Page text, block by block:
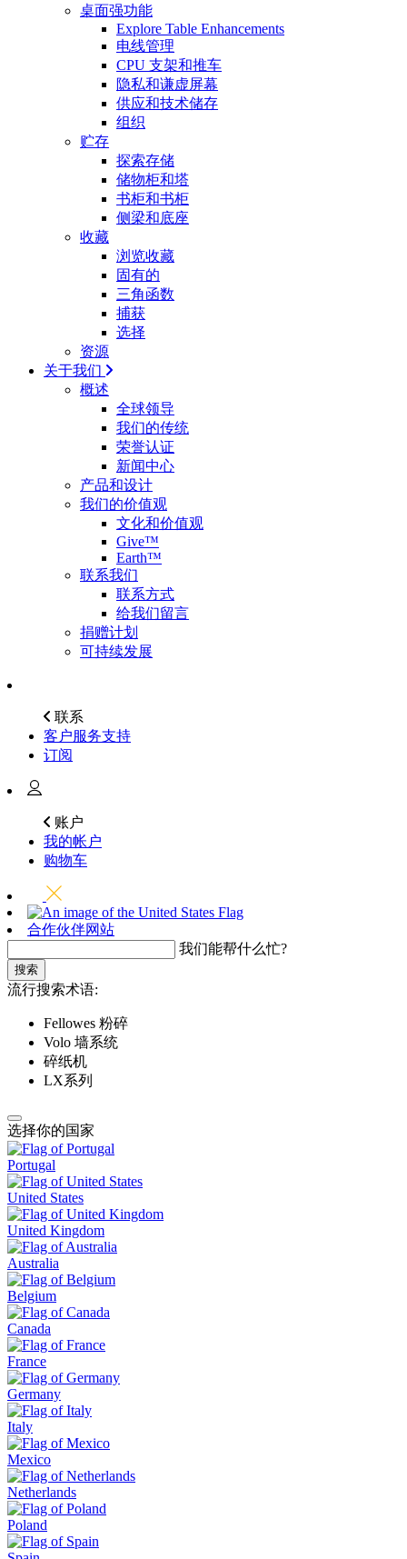
桌面强功能
Explore Table Enhancements
电线管理
CPU 支架和推车
隐私和谦虚屏幕
供应和技术储存
组织
贮存
探索存储
储物柜和塔
书柜和书柜
侧梁和底座
收藏
浏览收藏
固有的
三角函数
捕获
选择
资源
关于我们
概述
全球领导
我们的传统
荣誉认证
新闻中心
产品和设计
我们的价值观
文化和价值观
Give™
Earth™
联系我们
联系方式
给我们留言
捐赠计划
可持续发展
联系
客户服务支持
订阅
账户
我的帐户
购物车
合作伙伴网站
我们能帮什么忙?
搜索
流行搜索术语:
Fellowes 粉碎
Volo 墙系统
碎纸机
LX系列
选择你的国家
Portugal
United States
United Kingdom
Australia
Belgium
Canada
France
Germany
Italy
Mexico
Netherlands
Poland